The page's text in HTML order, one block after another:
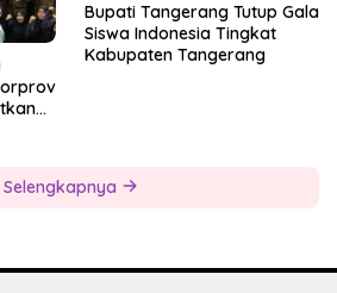
Bupati Tangerang Tutup Gala
Siswa Indonesia Tingkat
Kabupaten Tangerang
Selengkapnya